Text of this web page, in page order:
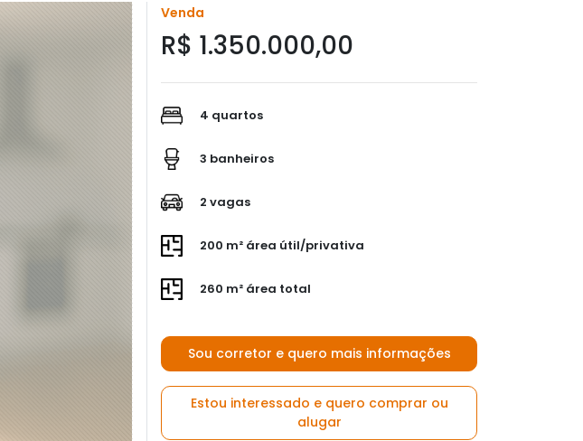
Venda
R$ 1.350.000,00
4 quartos
3 banheiros
2 vagas
200 m² área útil/privativa
260 m² área total
Sou corretor e quero mais informações
Estou interessado e quero comprar ou
alugar